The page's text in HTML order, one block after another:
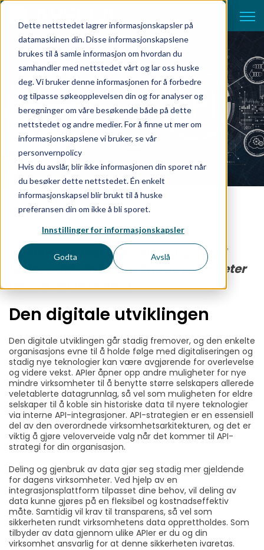
Dette nettstedet lagrer informasjonskapsler på
datamaskinen din. Disse informasjonskapslene
brukes til å samle informasjon om hvordan du
samhandler med nettstedet vårt og lar oss huske
deg. Vi bruker denne informasjonen for å forbedre
og tilpasse søkeopplevelsen din og for analyser og
beregninger om våre besøkende både på dette
nettstedet og andre medier. For å finne ut mer om
informasjonskapslene vi bruker, se vår
personvernpolicy
Hvis du avslår, blir ikke informasjonen din sporet når
du besøker dette nettstedet. Én enkelt
informasjonskapsel blir brukt til å huske
preferansen din om ikke å bli sporet.
Innstillinger for informasjonskapsler
Godta Avslå
API og integrasjon. Helt
enkelt.
by Team Avella
februar 25, 2024
Gevinstene ved APIer er mange. Ved
hjelp av interne APIer kan virksomheter
lettere hente ut data
Den digitale utviklingen
Den digitale utviklingen går stadig fremover, og den enkelte
organisasjons evne til å holde følge med digitaliseringen og
stadig nye teknologier kan være avgjørende for overlevelse
og videre vekst. APIer åpner opp andre muligheter for nye
mindre virksomheter til å benytte større selskapers allerede
veletablerte datagrunnlag, så vel som muligheten for eldre
selskaper til å koble sin historiske data til nyere teknologier
via interne API-integrasjoner. API-strategien er en essensiell
del av den overordnede virksomhetsarkitekturen, og det er
viktig å gjøre veloverveide valg når det kommer til API-
strategi for din organisasjon.
Deling og gjenbruk av data gjør seg stadig mer gjeldende
for dagens virksomheter. Ved hjelp av en
integrasjonsplattform tilpasset dine behov, vil deling av
data kunne gjøres på en fleksibel og kostnadseffektiv
måte. Samtidig vil krav til transparens, så vel som
sikkerheten rundt virksomhetens data opprettholdes. Som
tilbyder av data gjennom ulike APIer er du og din
virksomhet ansvarlig for at denne sikkerheten ivaretas.